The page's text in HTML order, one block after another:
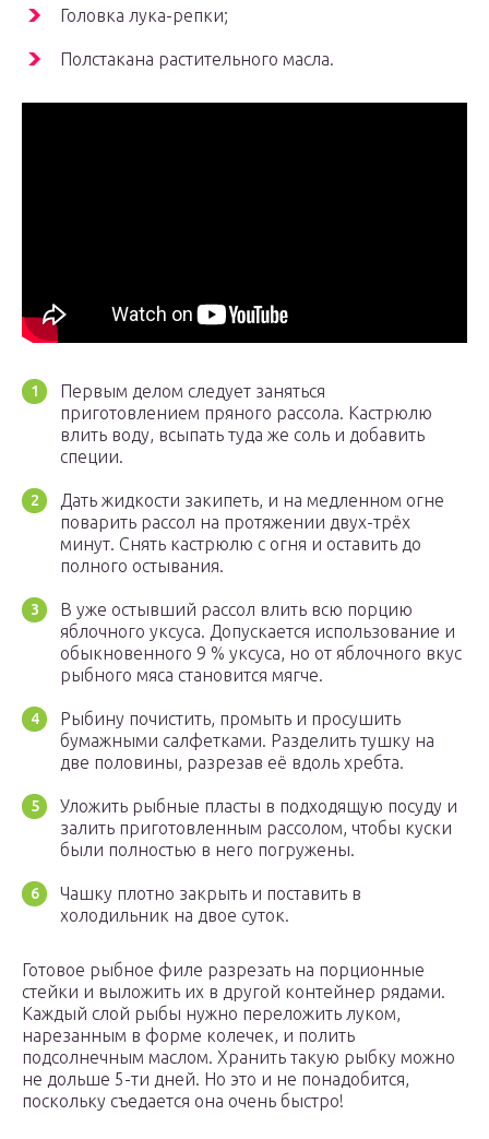
Головка лука-репки;
Полстакана растительного масла.
Первым делом следует заняться
приготовлением пряного рассола. Кастрюлю
влить воду, всыпать туда же соль и добавить
специи.
Дать жидкости закипеть, и на медленном огне
поварить рассол на протяжении двух-трёх
минут. Снять кастрюлю с огня и оставить до
полного остывания.
В уже остывший рассол влить всю порцию
яблочного уксуса. Допускается использование и
обыкновенного 9 % уксуса, но от яблочного вкус
рыбного мяса становится мягче.
Рыбину почистить, промыть и просушить
бумажными салфетками. Разделить тушку на
две половины, разрезав её вдоль хребта.
Уложить рыбные пласты в подходящую посуду и
залить приготовленным рассолом, чтобы куски
были полностью в него погружены.
Чашку плотно закрыть и поставить в
холодильник на двое суток.
Готовое рыбное филе разрезать на порционные
стейки и выложить их в другой контейнер рядами.
Каждый слой рыбы нужно переложить луком,
нарезанным в форме колечек, и полить
подсолнечным маслом. Хранить такую рыбку можно
не дольше 5-ти дней. Но это и не понадобится,
поскольку съедается она очень быстро!